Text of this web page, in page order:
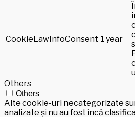
CookieLawInfoConsent 1 year
Others
Others
Alte cookie-uri necategorizate
analizate și nu au fost încă